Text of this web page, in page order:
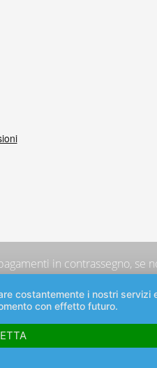
in contrassegno, se
costantemente i nostri servizi
con effetto futuro.